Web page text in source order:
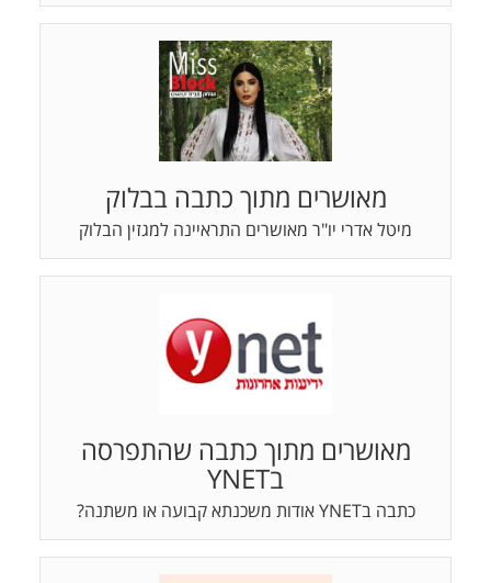
מאושרים מתוך כתבה בבלוק
מיטל אדרי יו"ר מאושרים התראיינה למגזין הבלוק
מאושרים מתוך כתבה שהתפרסה
בYNET
כתבה בYNET אודות משכנתא קבועה או משתנה?